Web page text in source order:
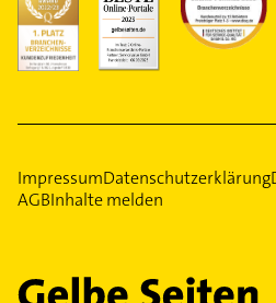
ImpressumDatenschutzerklärung
AGBInhalte melden